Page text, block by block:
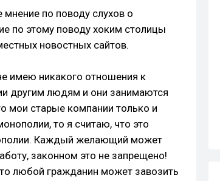
по поводу слухов о
по этому поводу хоким столицы
новостных сайтов.
имею никакого отношения к
другим людям и они занимаются
мои старые компании только и
то я считаю, что это
Каждый желающий может
законном это не запрещено!
любой гражданин может завозить